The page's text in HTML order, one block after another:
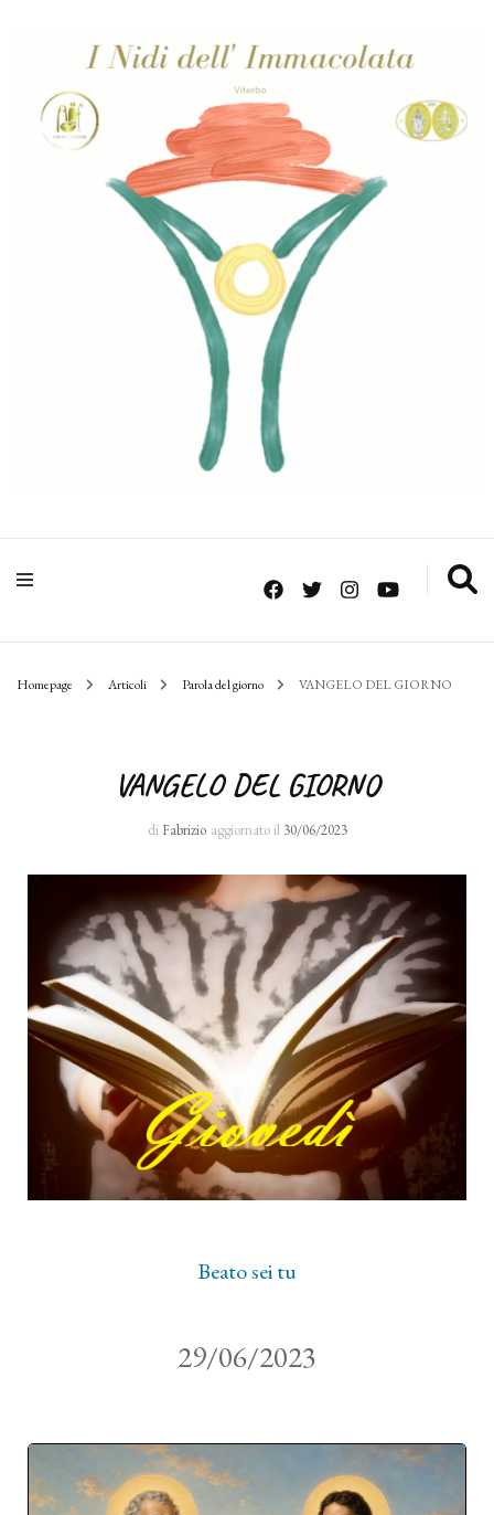
Homepage Articoli Parola del giorno VANGELO DEL GIORNO
VANGELO DEL GIORNO
di Fabrizio aggiornato il30/06/2023
Beato sei tu
29/06/2023